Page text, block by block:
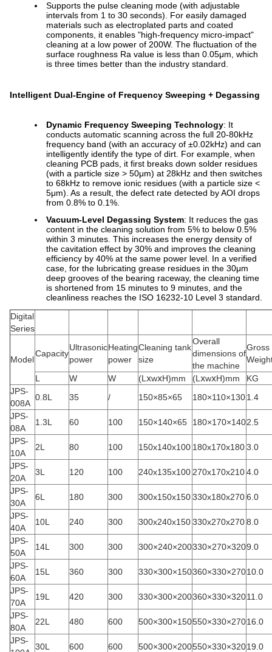
Supports the pulse cleaning mode (with adjustable
intervals from 1 to 30 seconds). For easily damaged
materials such as electroplated parts and coated
components, it enables "high-frequency micro-impact"
cleaning at a low power of 200W. The fluctuation of the
surface roughness Ra value is less than 0.05μm, which
is three times better than the industry standard.
Intelligent Dual-Engine of Frequency Sweeping + Degassing
Dynamic Frequency Sweeping Technology: It
conducts automatic scanning across the full 20-80kHz
frequency band (with an accuracy of ±0.02kHz) and can
intelligently identify the type of dirt. For example, when
cleaning PCB pads, it first breaks down solder residues
(with a particle size > 50μm) at 28kHz and then switches
to 68kHz to remove ionic residues (with a particle size <
5μm). As a result, the defect rate detected by AOI drops
from 0.8% to 0.1%.
Vacuum-Level Degassing System: It reduces the gas
content in the cleaning solution from 5% to below 0.5%
within 3 minutes. This increases the energy density of
the cavitation effect by 30% and improves the cleaning
efficiency by 40% at the same power level. In a verified
case, for the lubricating grease residues in the 30μm
deep grooves of the bearing raceway, the cleaning time
is shortened from 15 minutes to 9 minutes, and the
cleanliness reaches the ISO 16232-10 Level 3 standard.
Digital
Series
Model
Capacity
Ultrasonic
power
Heating
power
Cleaning tank
size
Overall
dimensions of
the machine
Gross
L
W W (LⅹwⅹH)mm (LⅹwⅹH)mm
KG
JPS-
008A
0.8L 35 / 150×85×65 180×110×1301.4
JPS-
08A
1.3L 60 100 150×140×65 180×170×1402.5
JPS-
10A
2L 80 100 150x140x100 180x170x1803.0
JPS-
20A
3L 120 100 240x135x100 270x170x2104.0
JPS-
30A
6L 180 300 300x150x150330x180x2706.0
JPS-
40A
10L 240 300 300x240x150330x270x2708.0
JPS-
50A
14L 300 300 300×240×200330×270×3209.0
JPS-
60A
15L 360 300 330×300×150360×330×27010.0
JPS-
70A
19L 420 300 330×300×200360×330×32011.0
JPS-
80A
22L 480 600 500×300×150550×330×27016.0
JPS-
30L 600 600 500×300×200550×330×32019.0